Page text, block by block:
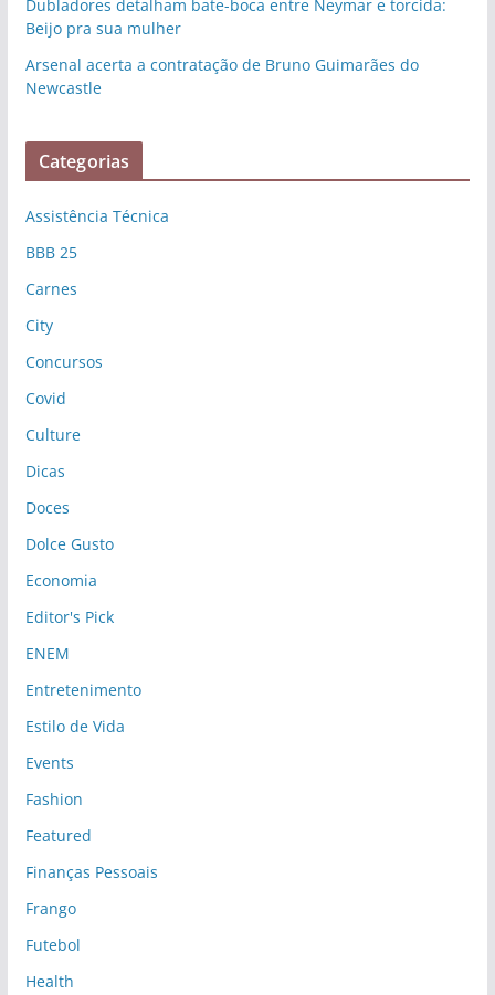
Dubladores detalham bate-boca entre Neymar e torcida:
Beijo pra sua mulher
Arsenal acerta a contratação de Bruno Guimarães do
Newcastle
Categorias
Assistência Técnica
BBB 25
Carnes
City
Concursos
Covid
Culture
Dicas
Doces
Dolce Gusto
Economia
Editor's Pick
ENEM
Entretenimento
Estilo de Vida
Events
Fashion
Featured
Finanças Pessoais
Frango
Futebol
Health